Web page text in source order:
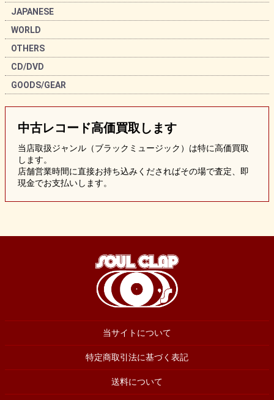
JAPANESE
WORLD
OTHERS
CD/DVD
GOODS/GEAR
中古レコード高価買取します
当店取扱ジャンル（ブラックミュージック）は特に高価買取
します。
店舗営業時間に直接お持ち込みくださればその場で査定、即
現金でお支払いします。
当サイトについて
特定商取引法に基づく表記
送料について